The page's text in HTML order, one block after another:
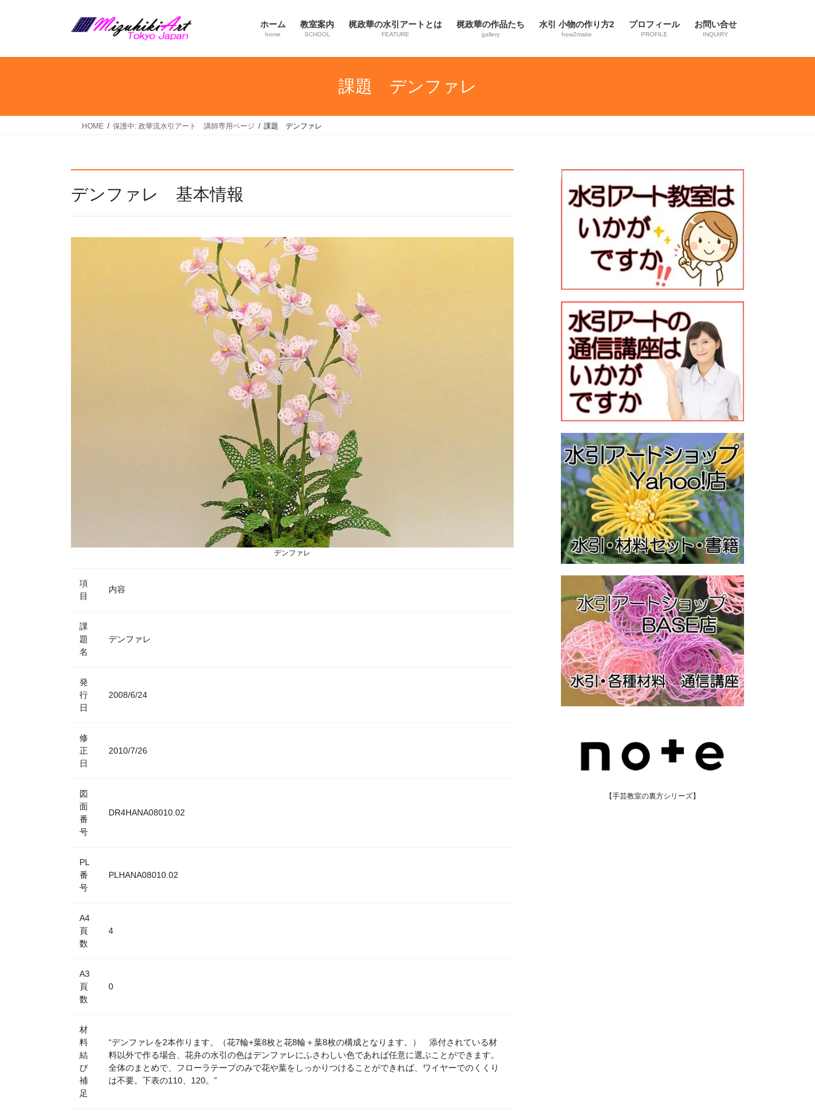
ホーム
home
教室案内
SCHOOL
梶政華の水引アートとは
FEATURE
梶政華の作品たち
gallery
水引 小物の作り方2
how2make
プロフィール
PROFILE
お問い合せ
INQUIRY
課題 デンファレ
HOME 保護中: 政華流水引アート 講師専用ページ 課題 デンファレ
デンファレ 基本情報
デンファレ
項
目
内容
課
題
名
デンファレ
発
行
日
2008/6/24
修
正
日
2010/7/26
図
面
番
号
DR4HANA08010.02
PL
番
号
PLHANA08010.02
A4
頁
数
4
A3
頁
数
0
材
料
結
び
補
足
“デンファレを2本作ります。（花7輪+葉8枚と花8輪＋葉8枚の構成となります。） 添付されている材
料以外で作る場合、花弁の水引の色はデンファレにふさわしい色であれば任意に選ぶことができます。
全体のまとめで、フローラテープのみで花や葉をしっかりつけることができれば、ワイヤーでのくくり
は不要。下表の110、120。”
【手芸教室の裏方シリーズ】